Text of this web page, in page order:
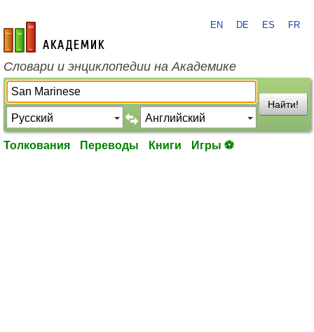
academic.ru
EN DE ES FR
Словари и энциклопедии на Академике
Найти!
Толкования Переводы Книги Игры ⚽